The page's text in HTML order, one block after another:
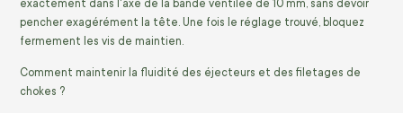
exactement dans l'axe de la bande ventilée de 10 mm, sans devoir
pencher exagérément la tête. Une fois le réglage trouvé, bloquez
fermement les vis de maintien.
Comment maintenir la fluidité des éjecteurs et des filetages de
chokes ?